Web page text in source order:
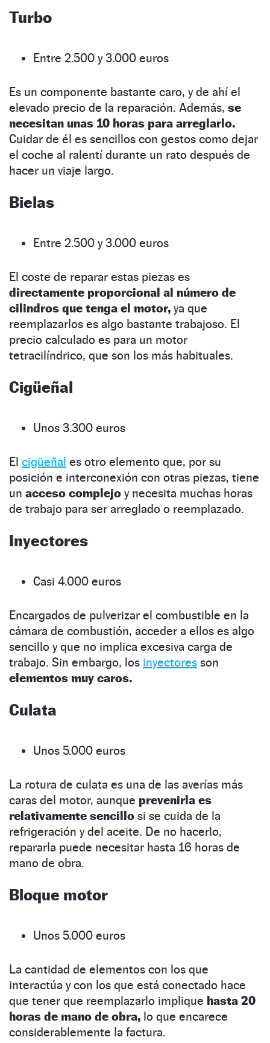
Turbo
Entre 2.500 y 3.000 euros
Es un componente bastante caro, y de ahí el
elevado precio de la reparación. Además, se
necesitan unas 10 horas para arreglarlo.
Cuidar de él es sencillos con gestos como dejar
el coche al ralentí durante un rato después de
hacer un viaje largo.
Bielas
Entre 2.500 y 3.000 euros
El coste de reparar estas piezas es
directamente proporcional al número de
cilindros que tenga el motor, ya que
reemplazarlos es algo bastante trabajoso. El
precio calculado es para un motor
tetracilíndrico, que son los más habituales.
Cigüeñal
Unos 3.300 euros
El cigüeñal es otro elemento que, por su
posición e interconexión con otras piezas, tiene
un acceso complejo y necesita muchas horas
de trabajo para ser arreglado o reemplazado.
Inyectores
Casi 4.000 euros
Encargados de pulverizar el combustible en la
cámara de combustión, acceder a ellos es algo
sencillo y que no implica excesiva carga de
trabajo. Sin embargo, los inyectores son
elementos muy caros.
Culata
Unos 5.000 euros
La rotura de culata es una de las averías más
caras del motor, aunque prevenirla es
relativamente sencillo si se cuida de la
refrigeración y del aceite. De no hacerlo,
repararla puede necesitar hasta 16 horas de
mano de obra.
Bloque motor
Unos 5.000 euros
La cantidad de elementos con los que
interactúa y con los que está conectado hace
que tener que reemplazarlo implique hasta 20
horas de mano de obra, lo que encarece
considerablemente la factura.